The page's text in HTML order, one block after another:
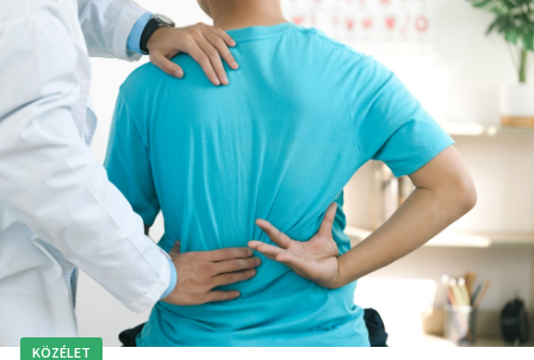
KÖZÉLET